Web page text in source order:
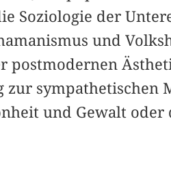
Soziologie der
und
postmodernen
zur sympathetischen
und Gewalt